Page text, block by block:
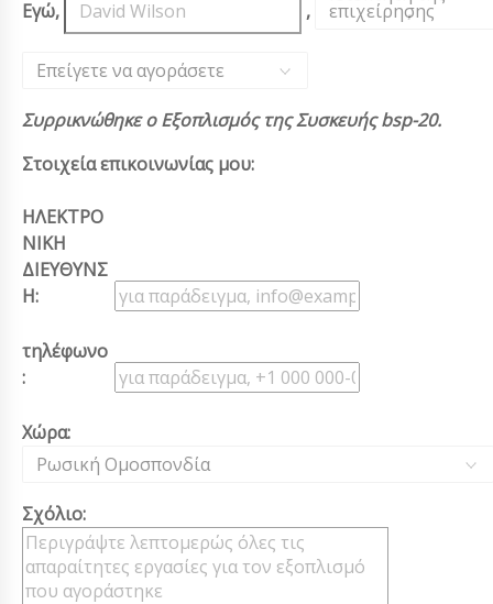
Εγώ, , επιχείρησης
,
Επείγετε να αγοράσετε
Συρρικνώθηκε ο Εξοπλισμός της Συσκευής bsp-20.
Στοιχεία επικοινωνίας μου:
ΗΛΕΚΤΡΟ
ΝΙΚΗ
ΔΙΕΥΘΥΝΣ
Η:
τηλέφωνο
:
Χώρα:
Ρωσική Ομοσπονδία
Σχόλιο: